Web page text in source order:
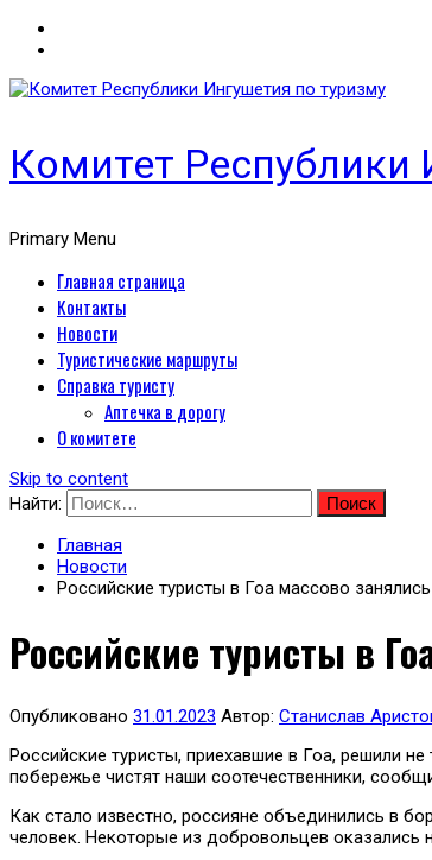
Комитет Республики
Primary Menu
Главная страница
Контакты
Новости
Туристические маршруты
Справка туристу
Аптечка в дорогу
О комитете
Skip to content
Найти:
Главная
Новости
Российские туристы в Гоа массово
Российские туристы в
Опубликовано 31.01.2023 Автор: Станислав
Российские туристы, приехавшие в Гоа, решили
побережье чистят наши соотечественники,
Как стало известно, россияне объединились в
человек. Некоторые из добровольцев